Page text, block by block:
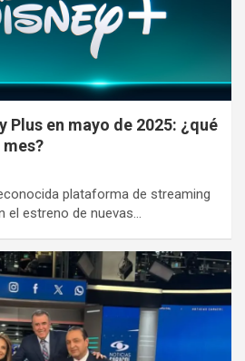
Plus en mayo de 2025: ¿qué
plataforma de streaming
el estreno de nuevas…